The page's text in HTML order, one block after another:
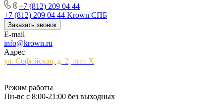
+7 (812) 209 04 44
+7 (812) 209 04 44 Krown СПБ
Заказать звонок
E-mail
info@krown.ru
Адрес
ул. Софийская, д. 2, лит. Х
Режим работы
Пн-вс с 8:00-21:00 без выходных